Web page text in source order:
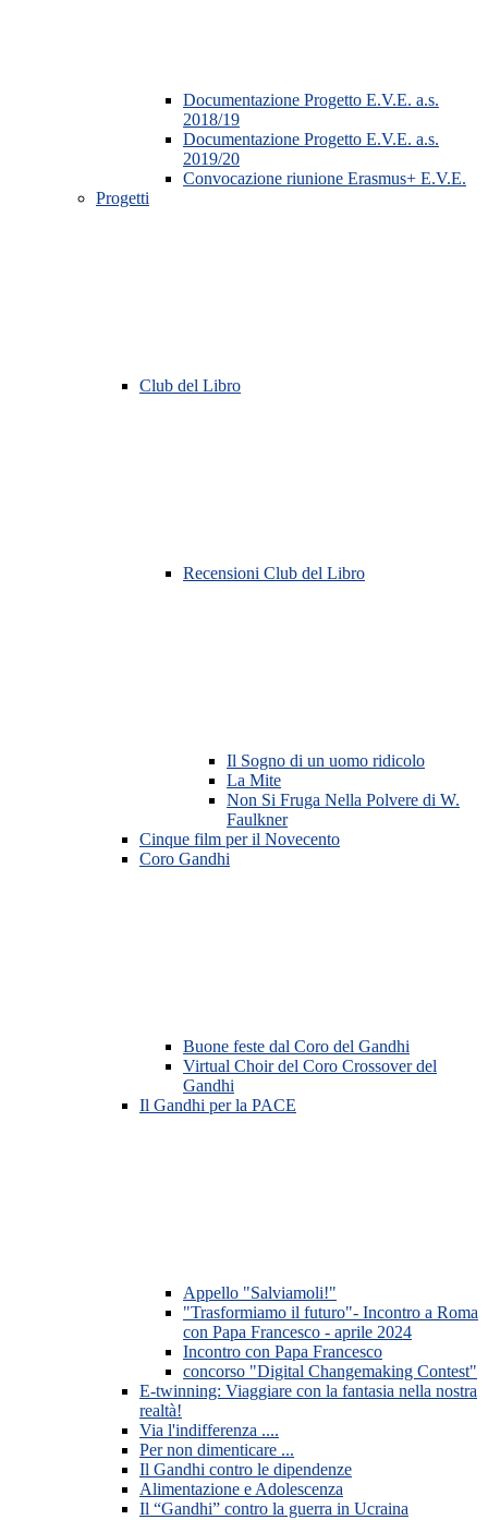
Documentazione Progetto E.V.E. a.s.
2018/19
Documentazione Progetto E.V.E. a.s.
2019/20
Convocazione riunione Erasmus+ E.V.E.
Progetti
Club del Libro
Recensioni Club del Libro
Il Sogno di un uomo ridicolo
La Mite
Non Si Fruga Nella Polvere di W.
Faulkner
Cinque film per il Novecento
Coro Gandhi
Buone feste dal Coro del Gandhi
Virtual Choir del Coro Crossover del
Gandhi
Il Gandhi per la PACE
Appello "Salviamoli!"
"Trasformiamo il futuro"- Incontro a Roma
con Papa Francesco - aprile 2024
Incontro con Papa Francesco
concorso "Digital Changemaking Contest"
E-twinning: Viaggiare con la fantasia nella nostra
realtà!
Via l'indifferenza ....
Per non dimenticare ...
Il Gandhi contro le dipendenze
Alimentazione e Adolescenza
Il “Gandhi” contro la guerra in Ucraina